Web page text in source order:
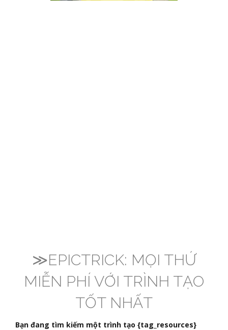
≫EPICTRICK: MỌI THỨ
MIỄN PHÍ VỚI TRÌNH TẠO
TỐT NHẤT
Bạn đang tìm kiếm một trình tạo {tag_resources}